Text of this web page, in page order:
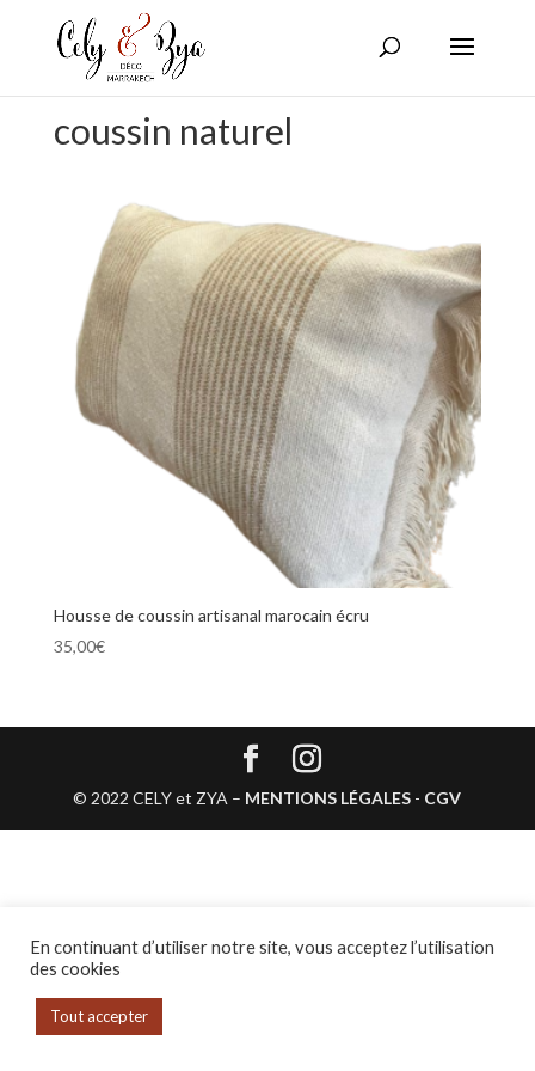
coussin naturel
Housse de coussin artisanal marocain écru
35,00€
© 2022 CELY et ZYA – MENTIONS LÉGALES - CGV
En continuant d’utiliser notre site, vous acceptez l’utilisation
des cookies
Tout accepter